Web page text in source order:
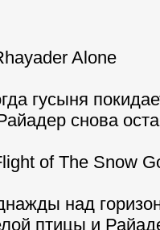
Alone
гусыня
снова
of The Snow
над
птицы и